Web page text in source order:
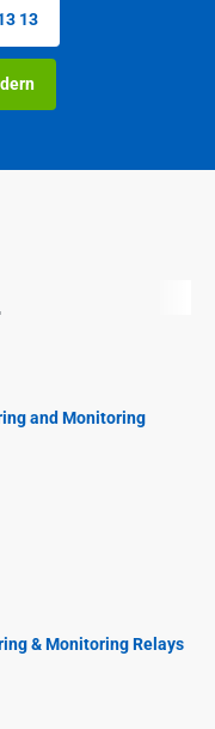
13
and Monitoring
& Monitoring Relays